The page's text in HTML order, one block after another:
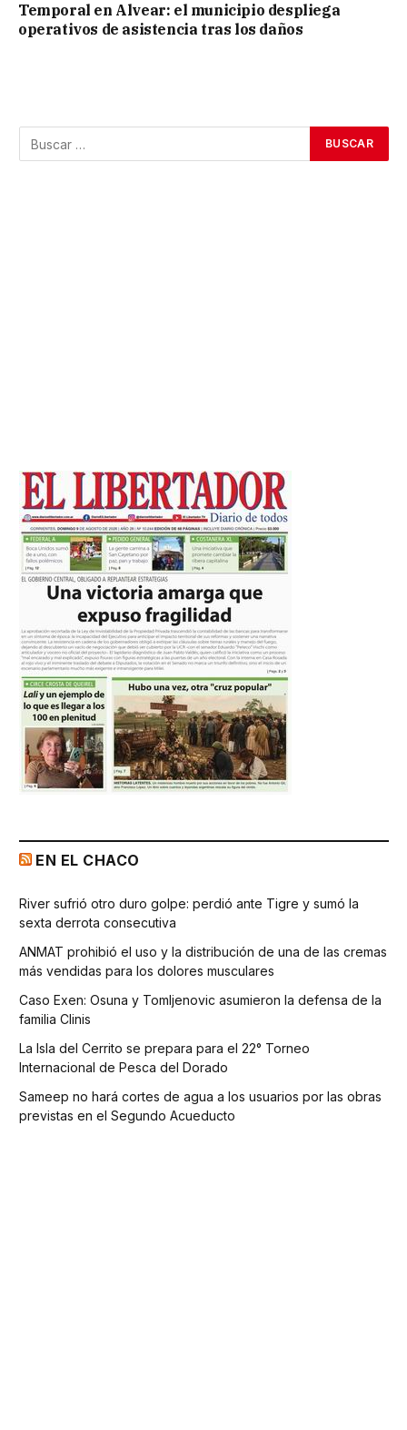
Temporal en Alvear: el municipio despliega
operativos de asistencia tras los daños
EN EL CHACO
River sufrió otro duro golpe: perdió ante Tigre y sumó la
sexta derrota consecutiva
ANMAT prohibió el uso y la distribución de una de las cremas
más vendidas para los dolores musculares
Caso Exen: Osuna y Tomljenovic asumieron la defensa de la
familia Clinis
La Isla del Cerrito se prepara para el 22° Torneo
Internacional de Pesca del Dorado
Sameep no hará cortes de agua a los usuarios por las obras
previstas en el Segundo Acueducto